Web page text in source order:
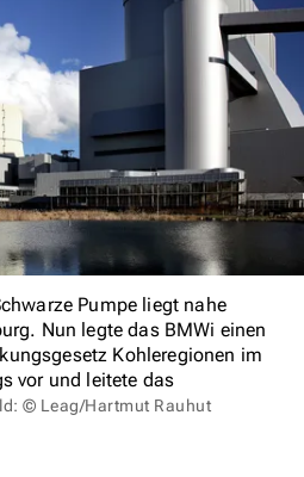
Pumpe liegt nahe
Nun legte das BMWi einen
Kohleregionen im
vor und leitete das
© Leag/Hartmut Rauhut